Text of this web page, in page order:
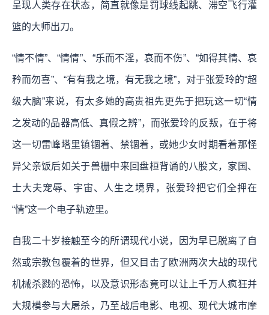
呈现人类存在状态，简直就像是罚球线起跳、滞空飞行灌
篮的大师出刀。
“情不情”、“情情”、“乐而不淫，哀而不伤”、“如得其情、哀
矜而勿喜”、“有有我之境，有无我之境”，对于张爱玲的“超
级大脑”来说，有太多她的高贵祖先更先于把玩这一切“情
之发动的品器高低、真假之辨”，而张爱玲的反叛，在于将
这一切雷峰塔里镇锢着、禁锢着，或她少女时期看着那怪
异父亲饭后如关于兽栅中来回盘桓背诵的八股文，家国、
士大夫宠辱、宇宙、人生之境界，张爱玲把它们全押在
“情”这一个电子轨迹里。
自我二十岁接触至今的所谓现代小说，因为早已脱离了自
然或宗教包覆着的世界，但又目击了欧洲两次大战的现代
机械杀戮的恐怖，以及意识形态竟可以让上千万人疯狂并
大规模参与大屠杀，乃至战后电影、电视、现代大城市摩